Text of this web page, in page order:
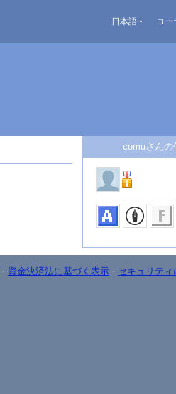
日本語 ユ
comuさんの
- 資金決済法に基づく表示 - セキュリテ